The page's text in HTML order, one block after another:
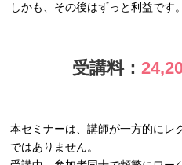
しかも、その後はずっと利益です
受講料：
本セミナーは、講師が一方的にレ
ではありません。